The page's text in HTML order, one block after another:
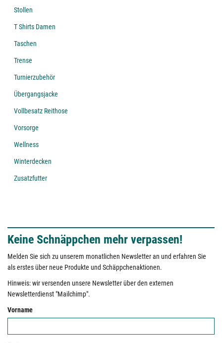
Stollen
T Shirts Damen
Taschen
Trense
Turnierzubehör
Übergangsjacke
Vollbesatz Reithose
Vorsorge
Wellness
Winterdecken
Zusatzfutter
Keine Schnäppchen mehr verpassen!
Melden Sie sich zu unserem monatlichen Newsletter an und erfahren Sie
als erstes über neue Produkte und Schäppchenaktionen.
Hinweis: wir versenden unsere Newsletter über den externen
Newsletterdienst "Mailchimp".
Vorname